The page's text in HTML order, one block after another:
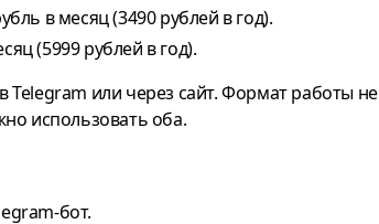
в месяц (3490 рублей в год).
(5999 рублей в год).
или через сайт. Формат работы не
использовать оба.
бот.